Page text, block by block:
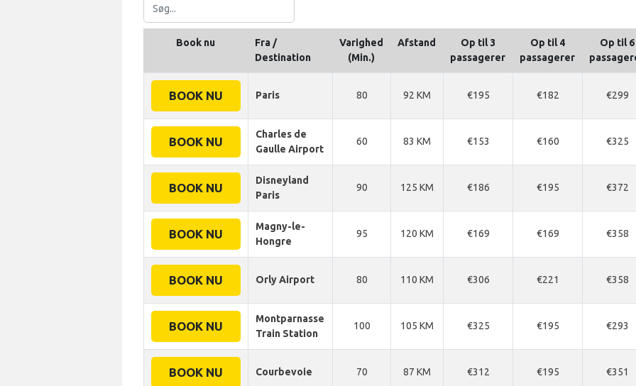
Book nu
Fra /
Destination
Varighed
(Min.)
Afstand
Op til 3
passagerer
Op til 4
passagerer
Op til 6
BOOK NU Paris 80 92 KM €195 €182 €299
BOOK NU
Charles de
Gaulle Airport
60 83 KM €153 €160 €325
BOOK NU
Disneyland
Paris
90 125 KM €186 €195 €372
BOOK NU
Magny-le-
Hongre
95 120 KM €169 €169 €358
BOOK NU Orly Airport 80 110 KM €306 €221 €358
BOOK NU
Montparnasse
Train Station
100 105 KM €325 €195 €293
BOOK NU Courbevoie 70 87 KM €312 €195 €351